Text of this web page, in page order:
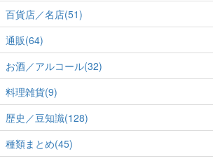
百貨店／名店(51)
通販(64)
お酒／アルコール(32)
料理雑貨(9)
歴史／豆知識(128)
種類まとめ(45)